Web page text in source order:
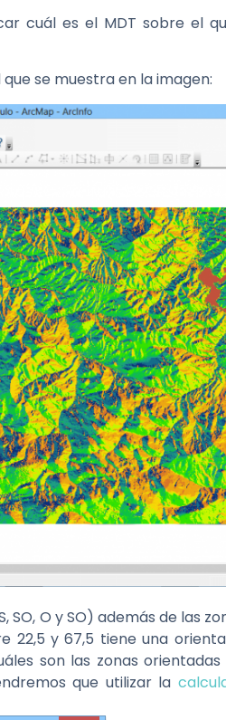
cuál es el MDT sobre el
se muestra en la imagen:
SO, O y SO) además de las
y 67,5 tiene una
son las zonas
que utilizar la